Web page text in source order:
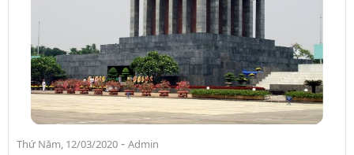
Thứ Năm, 12/03/2020 - Admin